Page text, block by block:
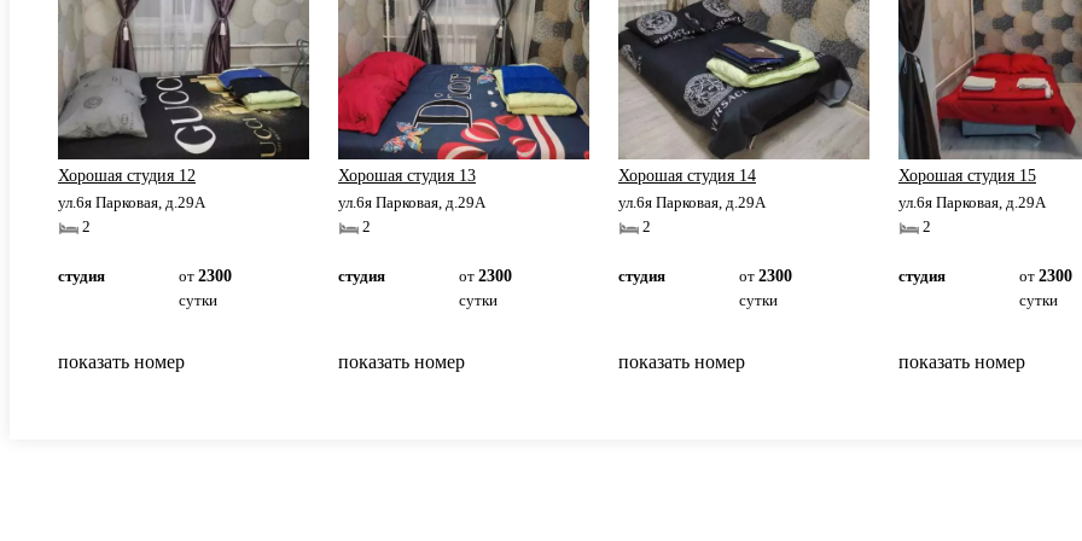
Хорошая студия 12
ул.6я Парковая, д.29А
2
студия от 2300
сутки
показать номер
Хорошая студия 13
ул.6я Парковая, д.29А
2
студия от 2300
сутки
показать номер
Хорошая студия 14
ул.6я Парковая, д.29А
2
студия от 2300
сутки
показать номер
Хорошая студия 15
ул.6я Парковая, д.29А
2
студия от 2300
сутки
показать номер